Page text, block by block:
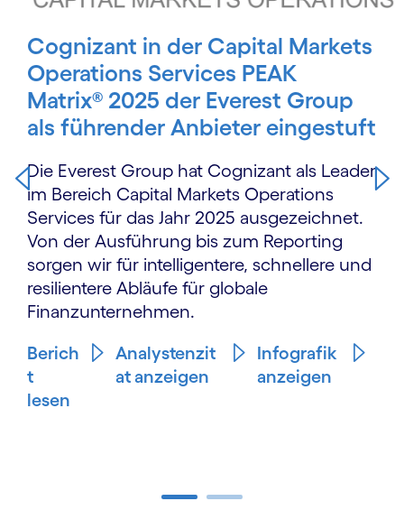
Cognizant in der Capital Markets
Operations Services PEAK
Matrix® 2025 der Everest Group
als führender Anbieter eingestuft
Die Everest Group hat Cognizant als Leader
im Bereich Capital Markets Operations
Services für das Jahr 2025 ausgezeichnet.
Von der Ausführung bis zum Reporting
sorgen wir für intelligentere, schnellere und
resilientere Abläufe für globale
Finanzunternehmen.
Berich
t
lesen
Analystenzit
at anzeigen
Infografik
anzeigen